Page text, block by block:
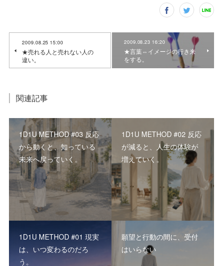
2009.08.25 15:00
★売れる人と売れない人の
違い。
2009.08.23 16:20
★言葉⇔イメージの行き来
をする。
関連記事
1D1U METHOD #03 反応
から動くと、知っている
未来へ戻っていく。
1D1U METHOD #02 反応
が減ると、人生の体験が
増えていく。
1D1U METHOD #01 現実
は、いつ変わるのだろ
う。
願望と行動の間に、受付
はいらない